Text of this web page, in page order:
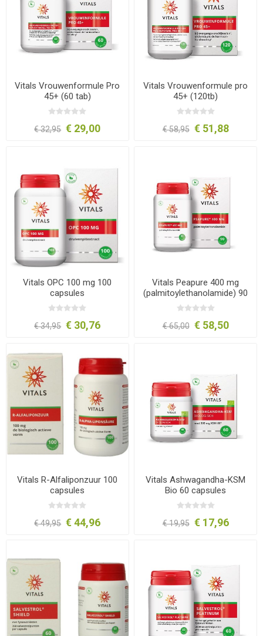
Vitals Vrouwenformule Pro
45+ (60 tab)
€ 32,95 € 29,00
Vitals Vrouwenformule pro
45+ (120tb)
€ 58,95 € 51,88
Vitals OPC 100 mg 100
capsules
€ 34,95 € 30,76
Vitals Peapure 400 mg
(palmitoylethanolamide) 90
capsules
€ 65,00 € 58,50
Vitals R-Alfaliponzuur 100
capsules
€ 49,95 € 44,96
Vitals Ashwagandha-KSM
Bio 60 capsules
€ 19,95 € 17,96